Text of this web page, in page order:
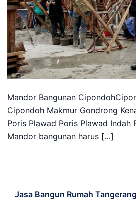
Mandor Bangunan
Cipondoh Makmur Gondrong
Poris Plawad Poris Plawad Indah
Mandor bangunan harus […]
Jasa Bangun Rumah Tangerang